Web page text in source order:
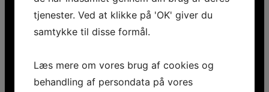
tjenester. Ved at klikke på 'OK' giver du
samtykke til disse formål.
Læs mere om vores brug af cookies og
behandling af persondata på vores